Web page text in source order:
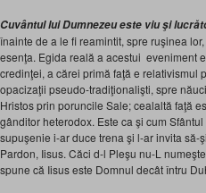
Cuvântul lui Dumnezeu este viu şi
înainte de a le fi reamintit, spre ruşinea
esenţa. Egida reală a acestui eveniment
credinţei, a cărei primă faţă e relativismul
opacizaţii pseudo-tradiţionalişti, spre
Hristos prin poruncile Sale; cealaltă faţă
gânditor heterodox. Este ca şi cum
supuşenie i-ar duce trena şi l-ar invita
Pardon, Iisus. Căci d-l Pleşu nu-L
spune că Iisus este Domnul decât întru